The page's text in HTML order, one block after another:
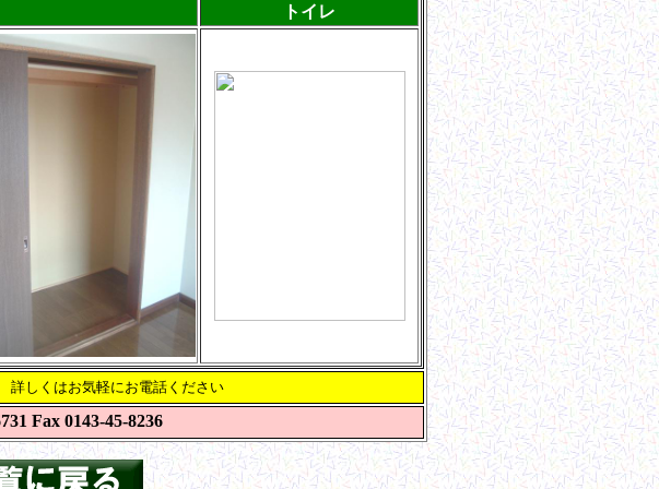
トイレ
詳しくはお気軽にお電話ください
Fax 0143-45-8236